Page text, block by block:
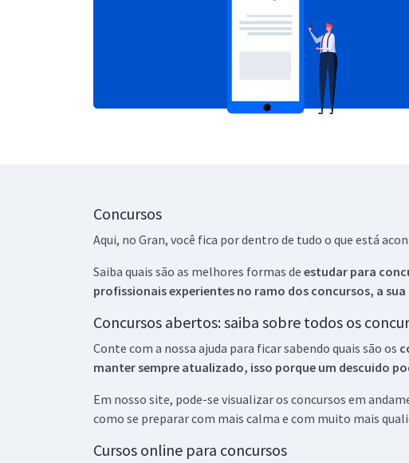
Concursos
Aqui, no Gran, você fica por dentro de tudo o que está
Saiba quais são as melhores formas de estudar para
profissionais experientes no ramo dos concursos, a
Concursos abertos: saiba sobre todos os
Conte com a nossa ajuda para ficar sabendo quais são os
manter sempre atualizado, isso porque um descuido
Em nosso site, pode-se visualizar os concursos em
como se preparar com mais calma e com muito mais
Cursos online para concursos